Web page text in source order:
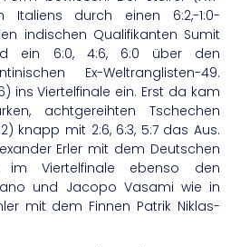
Italiens durch einen 6:2,-1:0-
indischen Qualifikanten Sumit
ein 6:0, 4:6, 6:0 über den
Ex-Weltranglisten-49.
ins Viertelfinale ein. Erst da kam
achtgereihten Tschechen
knapp mit 2:6, 6:3, 5:7 das Aus.
Erler mit dem Deutschen
im Viertelfinale ebenso den
und Jacopo Vasami wie in
mit dem Finnen Patrik Niklas-